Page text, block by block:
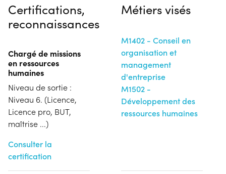
Certifications,
reconnaissances
Chargé de missions
en ressources
humaines
Niveau de sortie :
Niveau 6. (Licence,
Licence pro, BUT,
maîtrise ...)
Consulter la
certification
Métiers visés
M1402 - Conseil en
organisation et
management
d'entreprise
M1502 -
Développement des
ressources humaines